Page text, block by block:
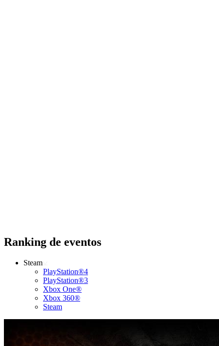
Ranking de eventos
Steam
PlayStation®4
PlayStation®3
Xbox One®
Xbox 360®
Steam